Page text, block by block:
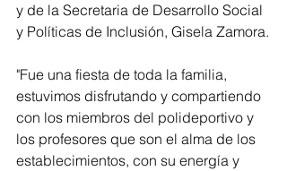
y de la Secretaria de Desarrollo Social
y Políticas de Inclusión, Gisela Zamora.
"Fue una fiesta de toda la familia,
estuvimos disfrutando y compartiendo
con los miembros del polideportivo y
los profesores que son el alma de los
establecimientos, con su energía y